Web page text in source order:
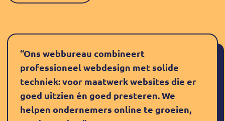
“Ons webbureau combineert
professioneel webdesign met solide
techniek: voor maatwerk websites die er
goed uitzien én goed presteren. We
helpen ondernemers online te groeien,